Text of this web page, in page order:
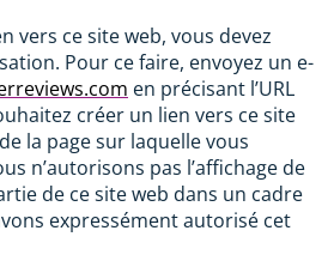
vers ce site web, vous devez
Pour ce faire, envoyez un e-
en précisant l’URL
créer un lien vers ce site
la page sur laquelle vous
n’autorisons pas l’affichage de
de ce site web dans un cadre
expressément autorisé cet